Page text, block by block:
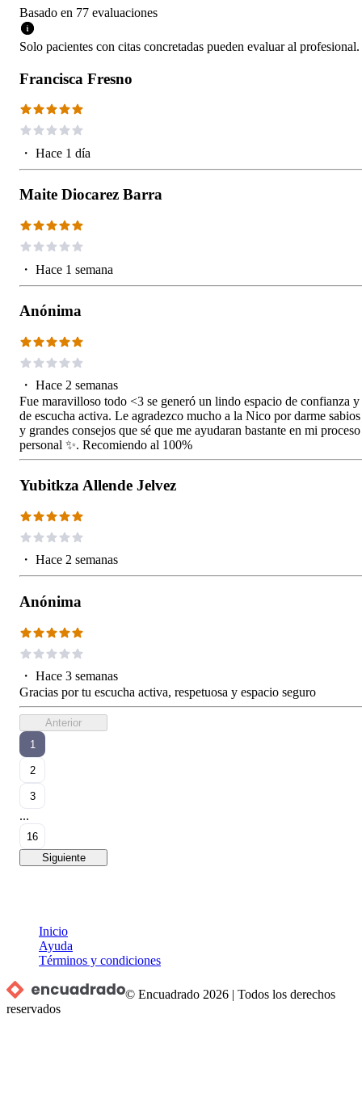
Basado en 77 evaluaciones
Solo pacientes con citas concretadas pueden evaluar al profesional.
Francisca Fresno
・ Hace 1 día
Maite Diocarez Barra
・ Hace 1 semana
Anónima
・ Hace 2 semanas
Fue maravilloso todo <3 se generó un lindo espacio de confianza y
de escucha activa. Le agradezco mucho a la Nico por darme sabios
y grandes consejos que sé que me ayudaran bastante en mi proceso
personal ✨. Recomiendo al 100%
Yubitkza Allende Jelvez
・ Hace 2 semanas
Anónima
・ Hace 3 semanas
Gracias por tu escucha activa, respetuosa y espacio seguro
Anterior
1
2
3
...
16
Siguiente
Inicio
Ayuda
Términos y condiciones
© Encuadrado 2026 |Todos los derechos
reservados